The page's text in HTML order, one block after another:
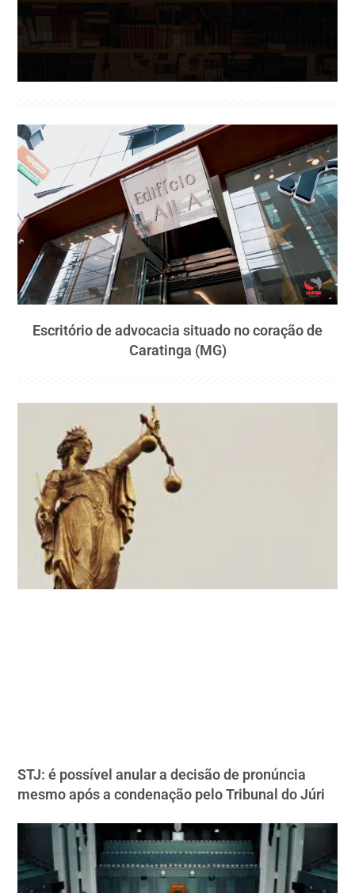
Escritório de advocacia situado no coração de
Caratinga (MG)
STJ: é possível anular a decisão de pronúncia
mesmo após a condenação pelo Tribunal do Júri